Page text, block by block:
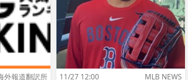
外報道翻訳所 11/27 12:00 MLB NEWS